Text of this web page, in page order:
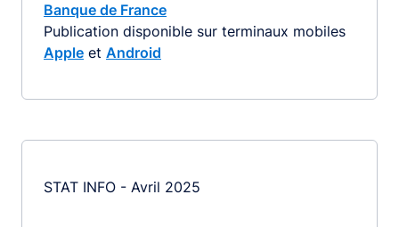
Banque de France
Publication disponible sur terminaux mobiles
Apple et Android
STAT INFO - Avril 2025